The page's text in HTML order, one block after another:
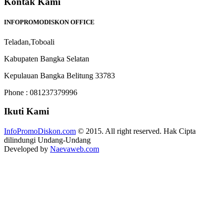
INFOPROMODISKON OFFICE
Teladan,Toboali
Kabupaten Bangka Selatan
Kepulauan Bangka Belitung 33783
Phone : 081237379996
Ikuti Kami
InfoPromoDiskon.com © 2015. All right reserved. Hak Cipta
dilindungi Undang-Undang
Developed by Naevaweb.com